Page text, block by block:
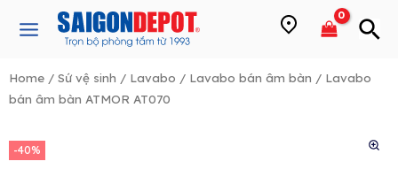
Main
Home / Sứ vệ sinh / Lavabo / Lavabo bán âm bàn / Lavabo
bán âm bàn ATMOR AT070
-40%